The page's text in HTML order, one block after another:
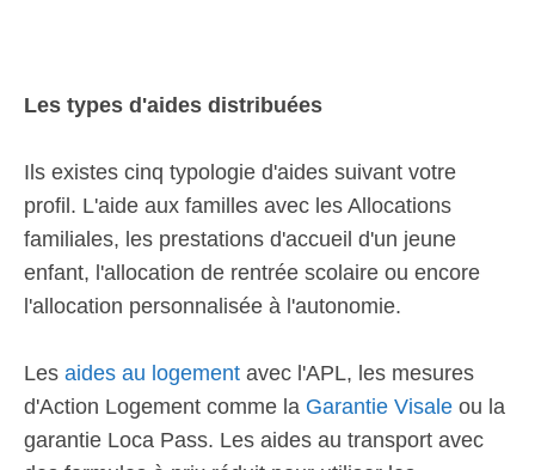
Les types d'aides distribuées
Ils existes cinq typologie d'aides suivant votre
profil. L'aide aux familles avec les Allocations
familiales, les prestations d'accueil d'un jeune
enfant, l'allocation de rentrée scolaire ou encore
l'allocation personnalisée à l'autonomie.
Les aides au logement avec l'APL, les mesures
d'Action Logement comme la Garantie Visale ou la
garantie Loca Pass. Les aides au transport avec